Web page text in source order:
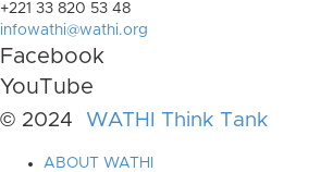
+221 33 820 53 48
infowathi@wathi.org
Facebook
YouTube
© 2024 WATHI Think Tank
ABOUT WATHI